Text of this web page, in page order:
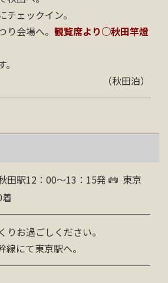
ェックイン。
会場へ。 観覧席より○秋田竿燈
（秋田泊）
田駅12：00～13：15発
東京
お過ごしください。
にて東京駅へ。